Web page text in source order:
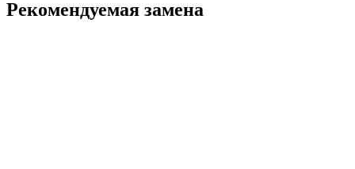
Рекомендуемая замена